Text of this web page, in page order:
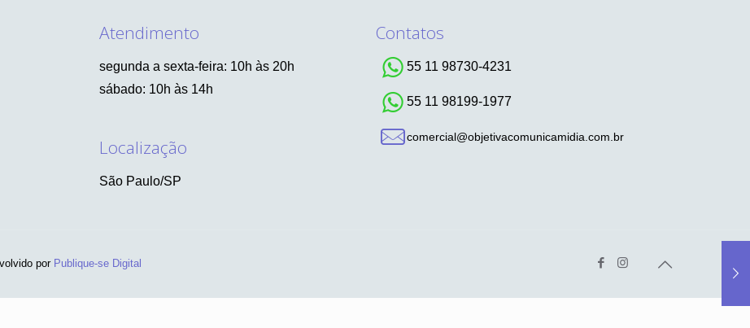
Atendimento
segunda a sexta-feira: 10h às 20h
sábado: 10h às 14h
Localização
São Paulo/SP
Contatos
55 11 98730-4231
55 11 98199-1977
comercial@objetivacomunicamidia.com.br
por Publique-se Digital